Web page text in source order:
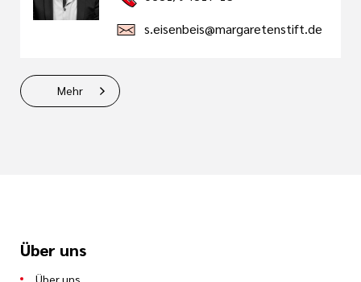
s.eisenbeis@margaretenstift.de
Mehr
Über uns
Über uns